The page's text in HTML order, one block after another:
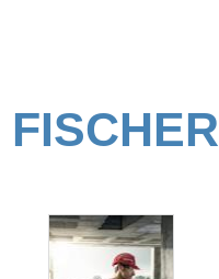
FISCHER